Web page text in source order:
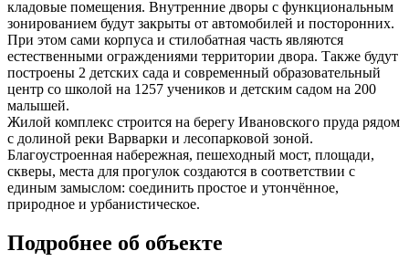
кладовые помещения. Внутренние дворы с функциональным
зонированием будут закрыты от автомобилей и посторонних.
При этом сами корпуса и стилобатная часть являются
естественными ограждениями территории двора. Также будут
построены 2 детских сада и современный образовательный
центр со школой на 1257 учеников и детским садом на 200
малышей.
Жилой комплекс строится на берегу Ивановского пруда рядом
с долиной реки Варварки и лесопарковой зоной.
Благоустроенная набережная, пешеходный мост, площади,
скверы, места для прогулок создаются в соответствии с
единым замыслом: соединить простое и утончённое,
природное и урбанистическое.
Подробнее об объекте